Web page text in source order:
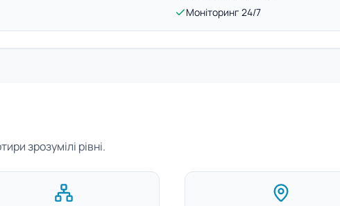
Моніторинг 24/7
зрозумілі рівні.